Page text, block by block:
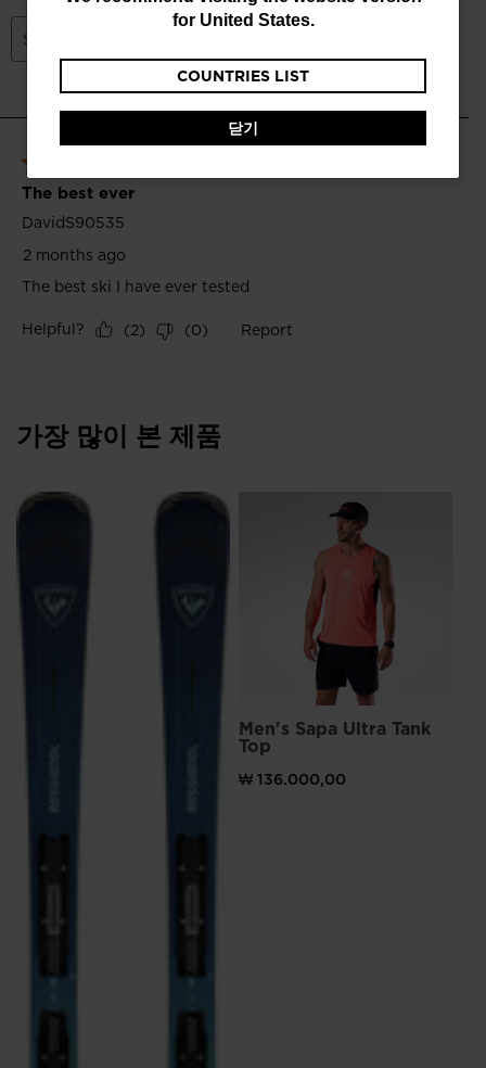
website
version
for
대
한
민
We
the
version
States
for United States.
COUNTRIES LIST
닫기
가장 많이 본 제품
Men's Sapa Ultra Tank
Top
₩ 136.000,00